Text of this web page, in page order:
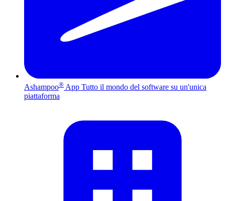
Ashampoo® App Tutto il mondo del software su un'unica
piattaforma